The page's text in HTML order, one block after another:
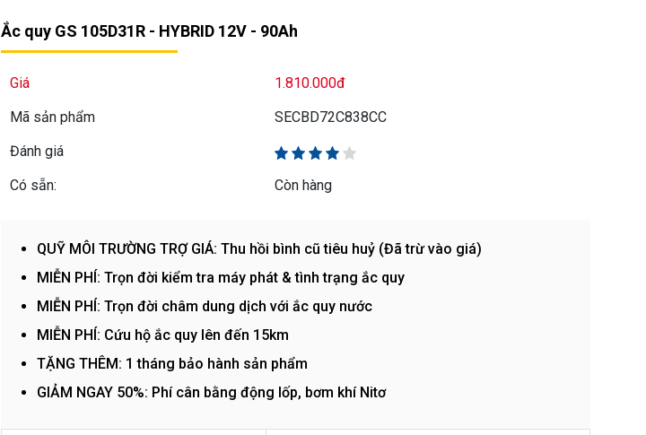
Ắc quy GS 105D31R - HYBRID 12V - 90Ah
Giá
1.810.000đ
Mã sản phẩm
SECBD72C838CC
Đánh giá
Có sẵn:
Còn hàng
QUỸ MÔI TRƯỜNG TRỢ GIÁ: Thu hồi bình cũ tiêu huỷ (Đã trừ vào giá)
MIỄN PHÍ: Trọn đời kiểm tra máy phát & tình trạng ắc quy
MIỄN PHÍ: Trọn đời châm dung dịch với ắc quy nước
MIỄN PHÍ: Cứu hộ ắc quy lên đến 15km
TẶNG THÊM: 1 tháng bảo hành sản phẩm
GIẢM NGAY 50%: Phí cân bằng động lốp, bơm khí Nitơ